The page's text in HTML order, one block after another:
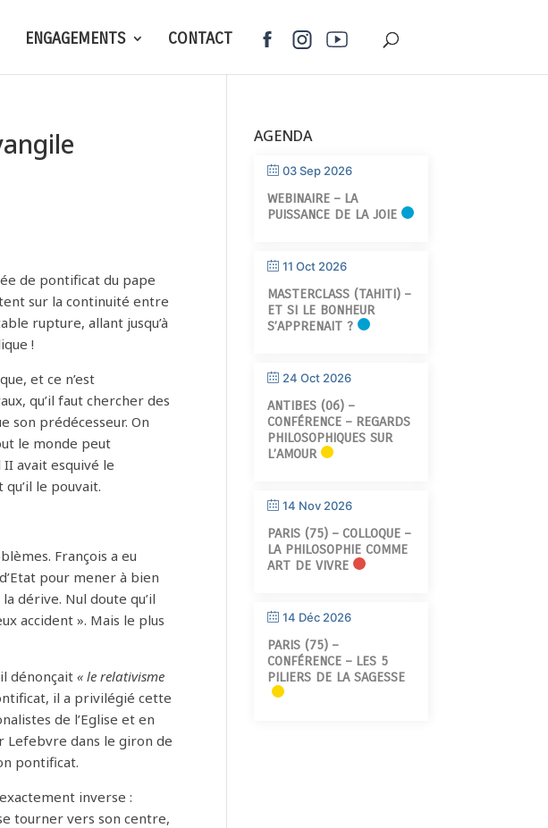
ENGAGEMENTS CONTACT
de pontificat du pape
sur la continuité entre
rupture, allant jusqu’à
!
et ce n’est
qu’il faut chercher des
son prédécesseur. On
le monde peut
II avait esquivé le
le pouvait.
François a eu
pour mener à bien
dérive. Nul doute qu’il
accident ». Mais le plus
il dénonçait« le relativisme
il a privilégié cette
de l’Eglise et en
Lefebvre dans le giron de
pontificat.
inverse :
tourner vers son centre,
AGENDA
03 Sep 2026
WEBINAIRE – LA
PUISSANCE DE LA JOIE
11 Oct 2026
MASTERCLASS (TAHITI) –
ET SI LE BONHEUR
S’APPRENAIT ?
24 Oct 2026
ANTIBES (06) –
CONFÉRENCE – REGARDS
PHILOSOPHIQUES SUR
L’AMOUR
14 Nov 2026
PARIS (75) – COLLOQUE –
LA PHILOSOPHIE COMME
ART DE VIVRE
14 Déc 2026
PARIS (75) –
CONFÉRENCE – LES 5
PILIERS DE LA SAGESSE